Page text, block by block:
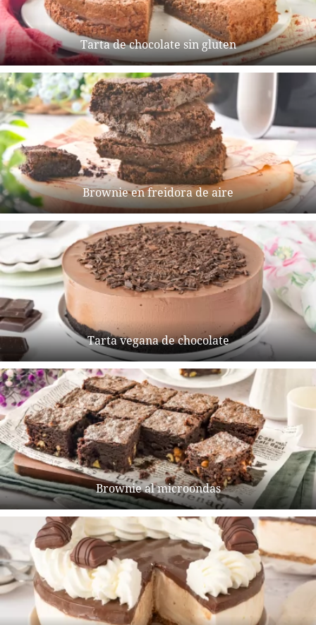
Tarta de chocolate sin gluten
Brownie en freidora de aire
Tarta vegana de chocolate
Brownie al microondas